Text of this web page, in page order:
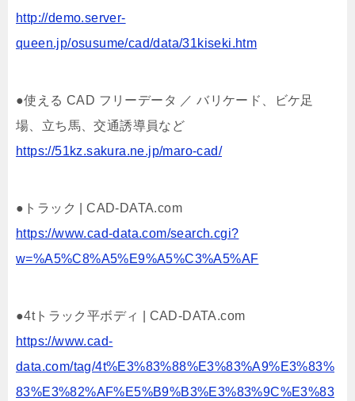
http://demo.server-
queen.jp/osusume/cad/data/31kiseki.htm
●使える CAD フリーデータ ／ バリケード、ビケ足
場、立ち馬、交通誘導員など
https://51kz.sakura.ne.jp/maro-cad/
●トラック | CAD-DATA.com
https://www.cad-data.com/search.cgi?
w=%A5%C8%A5%E9%A5%C3%A5%AF
●4tトラック平ボディ | CAD-DATA.com
https://www.cad-
data.com/tag/4t%E3%83%88%E3%83%A9%E3%83%
83%E3%82%AF%E5%B9%B3%E3%83%9C%E3%83